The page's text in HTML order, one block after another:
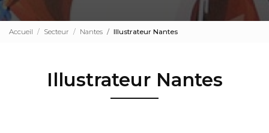
Accueil Secteur Nantes Illustrateur Nantes
Illustrateur Nantes